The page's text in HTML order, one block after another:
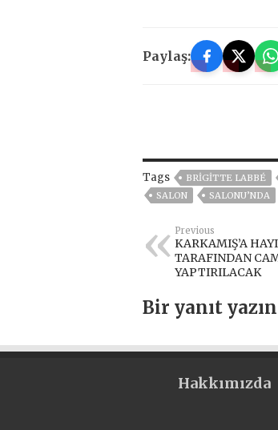
Paylaş:
Tags BRIGITTE LABBÉ
SALON
SALONU’NDA
Previous
KARKAMIŞ’A
TARAFINDAN
YAPTIRILACAK
Bir yanıt yazın
Hakkımızda